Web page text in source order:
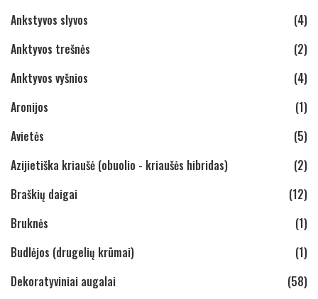
Ankstyvos slyvos
(4)
Anktyvos trešnės
(2)
Anktyvos vyšnios
(4)
Aronijos
(1)
Avietės
(5)
Azijietiška kriaušė (obuolio - kriaušės hibridas)
(2)
Braškių daigai
(12)
Bruknės
(1)
Budlėjos (drugelių krūmai)
(1)
Dekoratyviniai augalai
(58)